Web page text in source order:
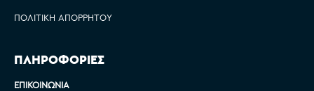
ΠΟΛΙΤΙΚΉ ΑΠΟΡΡΉΤΟΥ
ΠΛΗΡΟΦΟΡΙΕΣ
ΕΠΙΚΟΙΝΩΝΊΑ